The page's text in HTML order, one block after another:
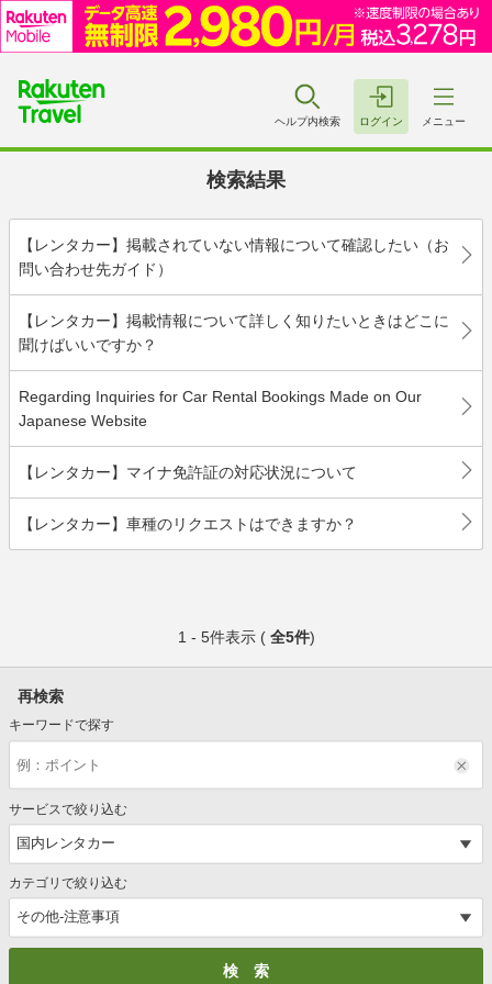
ヘルプ内検索 ログイン メニュー
検索結果
【レンタカー】掲載されていない情報について確認したい（お
問い合わせ先ガイド）
【レンタカー】掲載情報について詳しく知りたいときはどこに
聞けばいいですか？
Regarding Inquiries for Car Rental Bookings Made on Our
Japanese Website
【レンタカー】マイナ免許証の対応状況について
【レンタカー】車種のリクエストはできますか？
1 - 5件表示 ( 全5件)
再検索
キーワードで探す
サービスで絞り込む
カテゴリで絞り込む